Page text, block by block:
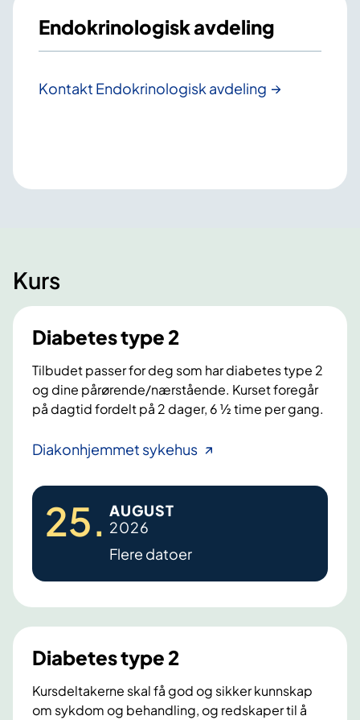
Endokrinologisk avdeling
Kontakt Endokrinologisk avdeling
Kurs
Diabetes type 2
Tilbudet passer for deg som har diabetes type 2
og dine pårørende/nærstående. Kurset foregår
på dagtid fordelt på 2 dager, 6 ½ time per gang.
Diakonhjemmet sykehusD
a
e
t
e
2
25. AUGUST
2026
Flere datoer
Diabetes type 2
Kursdeltakerne skal få god og sikker kunnskap
om sykdom og behandling, og redskaper til å